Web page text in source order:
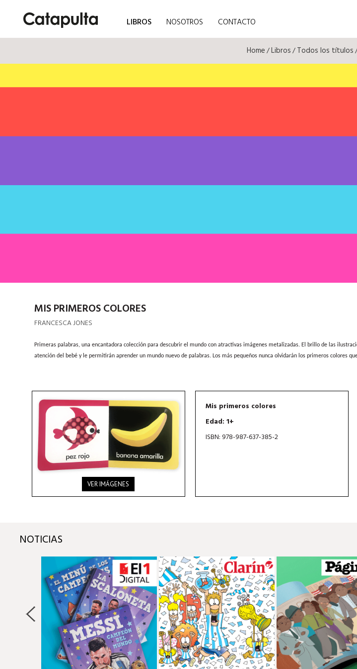
LIBROS NOSOTROS CONTACTO
Home/Libros/Todos los títulos
MIS PRIMEROS COLORES
FRANCESCA JONES
Primeras palabras, una encantadora colección para descubrir el mundo con atractivas imágenes metalizadas. El brillo de las
atención del bebé y le permitirán aprender un mundo nuevo de palabras. Los más pequeños nunca olvidarán los primeros colores
VER IMÁGENES
Mis primeros colores
Edad: 1+
ISBN: 978-987-637-385-2
NOTICIAS